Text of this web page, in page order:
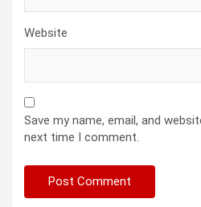
Website
Save my name, email, and
next time I comment.